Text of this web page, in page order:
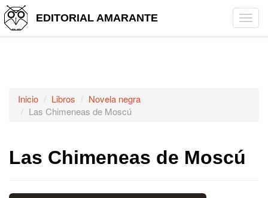
EDITORIAL AMARANTE
Inicio Libros
Novela negra
Las Chimeneas de Moscú
Las Chimeneas de Moscú